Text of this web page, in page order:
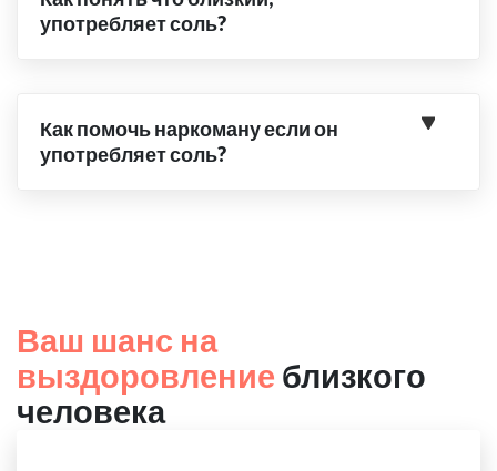
употребляет соль?
Как помочь наркоману если он
употребляет соль?
Ваш шанс на
выздоровление близкого
человека